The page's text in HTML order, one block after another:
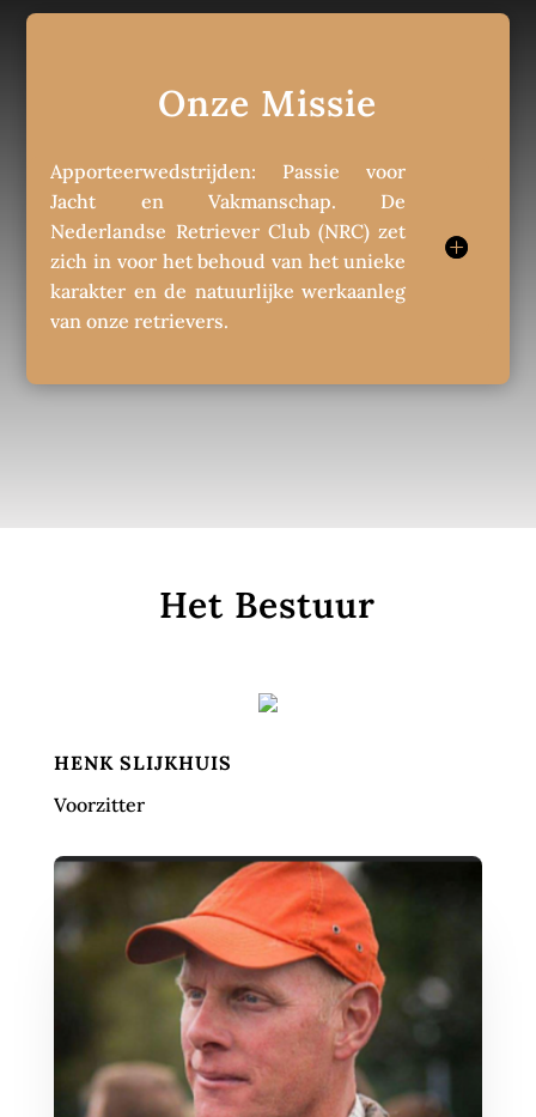
Onze Missie
Apporteerwedstrijden: Passie voor
Jacht en Vakmanschap. De
Nederlandse Retriever Club (NRC) zet
zich in voor het behoud van het unieke
karakter en de natuurlijke werkaanleg
van onze retrievers.
Het Bestuur
HENK SLIJKHUIS
Voorzitter